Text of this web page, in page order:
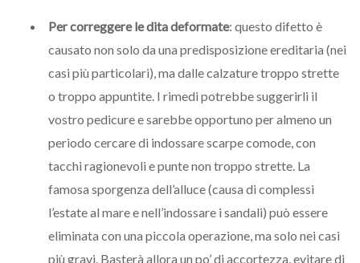
Per correggere le dita deformate: questo difetto è
causato non solo da una predisposizione ereditaria (nei
casi più particolari), ma dalle calzature troppo strette
o troppo appuntite. I rimedi potrebbe suggerirli il
vostro pedicure e sarebbe opportuno per almeno un
periodo cercare di indossare scarpe comode, con
tacchi ragionevoli e punte non troppo strette. La
famosa sporgenza dell’alluce (causa di complessi
l’estate al mare e nell’indossare i sandali) può essere
eliminata con una piccola operazione, ma solo nei casi
più gravi. Basterà allora un po’ di accortezza, evitare di